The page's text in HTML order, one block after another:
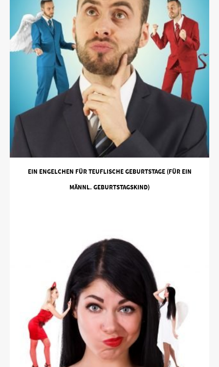
EIN ENGELCHEN FÜR TEUFLISCHE GEBURTSTAGE (FÜR EIN
MÄNNL. GEBURTSTAGSKIND)